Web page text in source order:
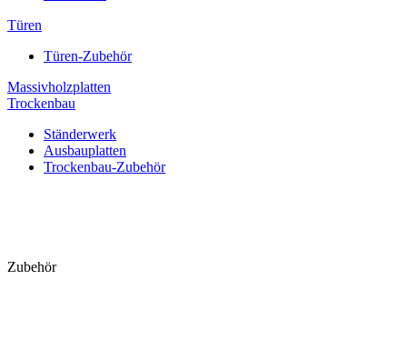
Türen
Türen-Zubehör
Massivholzplatten
Trockenbau
Ständerwerk
Ausbauplatten
Trockenbau-Zubehör
Zubehör